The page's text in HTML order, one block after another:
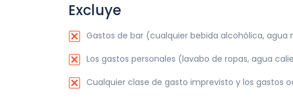
Excluye
Gastos de bar (cualquier bebida alcohólica, agua
Los gastos personales (lavabo de ropas, agua
Cualquier clase de gasto imprevisto y los gastos